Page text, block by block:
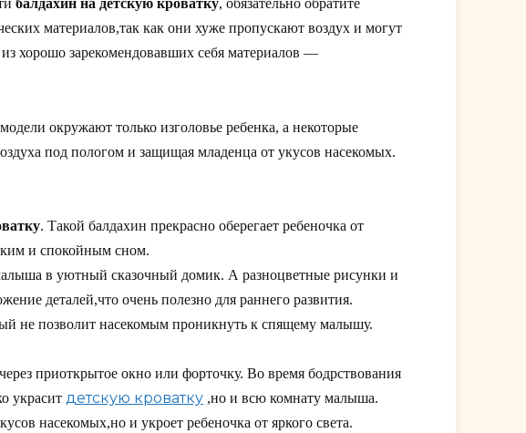
балдахин на детскую кроватку, обязательно обратите
материалов,так как они хуже пропускают воздух и могут
хорошо зарекомендовавших себя материалов —
окружают только изголовье ребенка, а некоторые
под пологом и защищая младенца от укусов насекомых.
. Такой балдахин прекрасно оберегает ребеночка от
и спокойным сном.
в уютный сказочный домик. А разноцветные рисунки и
деталей,что очень полезно для раннего развития.
не позволит насекомым проникнуть к спящему малышу.
приоткрытое окно или форточку. Во время бодрствования
украсит детскую кроватку ,но и всю комнату малыша.
насекомых,но и укроет ребеночка от яркого света.